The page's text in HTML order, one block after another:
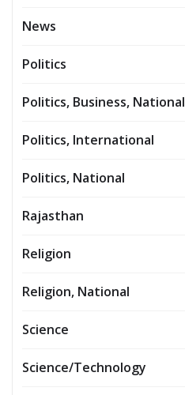
News
Politics
Politics, Business, National
Politics, International
Politics, National
Rajasthan
Religion
Religion, National
Science
Science/Technology